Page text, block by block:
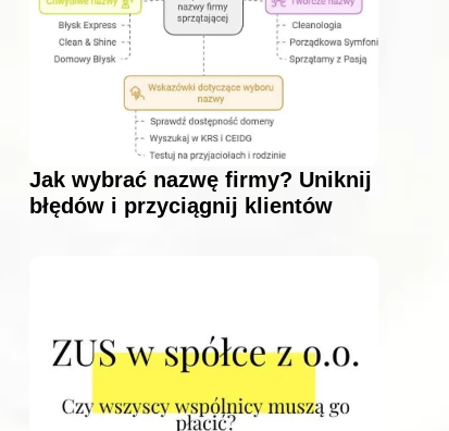
Jak wybrać nazwę firmy? Uniknij
błędów i przyciągnij klientów